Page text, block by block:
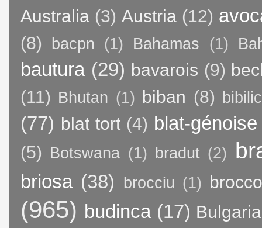
Australia (3) Austria (12)
(8) bacpn (1) Bahamas (1)
bautura (29) bavarois (9)
(11) Bhutan (1) biban (8)
(77) blat tort (4) blat-génoise
(5) Botswana (1) bradut (2)
briosa (38) brocciu (1)
(965) budinca (17) Bulgaria